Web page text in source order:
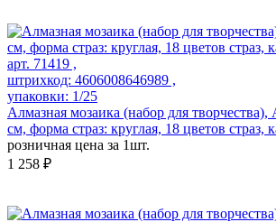
арт. 71419 ,
штрихкод: 4606008646989 ,
упаковки: 1/25
Алмазная мозаика (набор для
см, форма страз: круглая, 18 цветов страз,
розничная цена за 1шт.
1 258 ₽